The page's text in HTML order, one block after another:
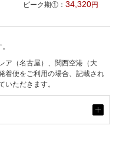
ピーク期①： 34,320円
ア（名古屋）、関西空港（大
着便をご利用の場合、記載され
いただきます。
開